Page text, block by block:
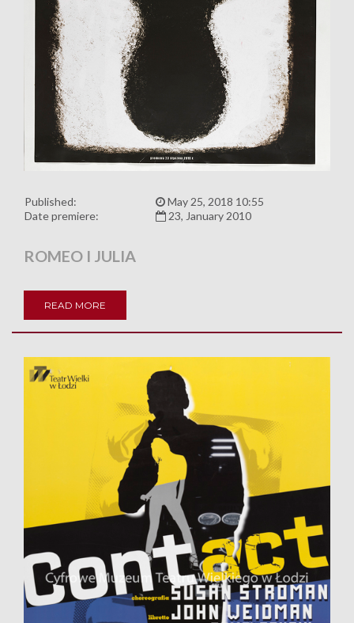
Published:
May 25, 2018 10:55
Date premiere:
23, January 2010
ROMEO I JULIA
READ MORE